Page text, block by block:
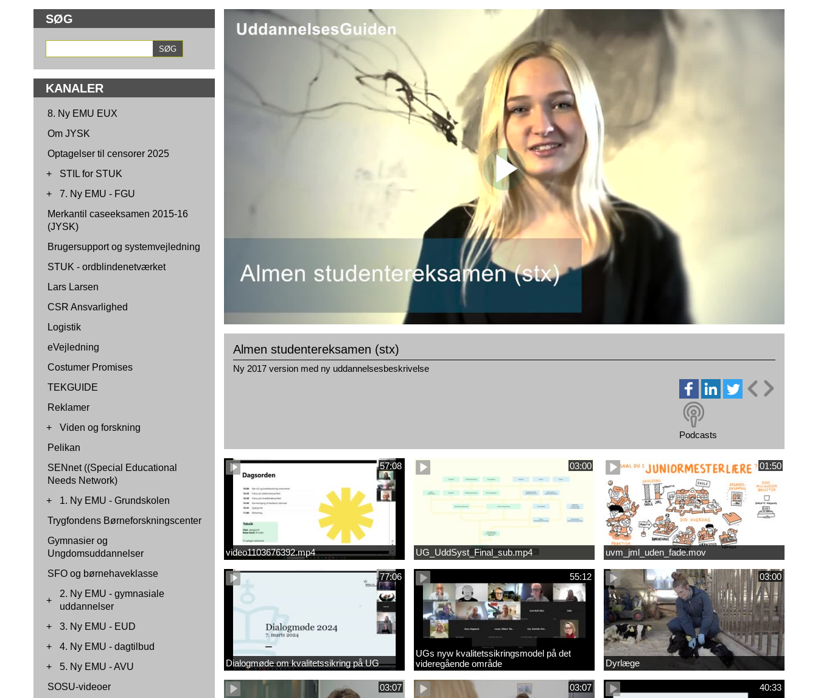
SØG
KANALER
8. Ny EMU EUX
Om JYSK
Optagelser til censorer 2025
+
STIL for STUK
+
7. Ny EMU - FGU
Merkantil caseeksamen 2015-16
(JYSK)
Brugersupport og systemvejledning
STUK - ordblindenetværket
Lars Larsen
CSR Ansvarlighed
Logistik
eVejledning
Costumer Promises
TEKGUIDE
Reklamer
+
Viden og forskning
Pelikan
SENnet ((Special Educational
Needs Network)
+
1. Ny EMU - Grundskolen
Trygfondens Børneforskningscenter
Gymnasier og
Ungdomsuddannelser
SFO og børnehaveklasse
+
2. Ny EMU - gymnasiale
uddannelser
+
3. Ny EMU - EUD
+
4. Ny EMU - dagtilbud
+
5. Ny EMU - AVU
SOSU-videoer
Almen studentereksamen (stx)
Ny 2017 version med ny uddannelsesbeskrivelse
Podcasts
57:08
video1103676392.mp4
03:00
UG_UddSyst_Final_sub.mp4
01:50
uvm_jml_uden_fade.mov
77:06
Dialogmøde om kvalitetssikring på UG
55:12
UGs nyw kvalitetssikringsmodel på det
videregående område
03:00
Dyrlæge
03:07 03:07 40:33